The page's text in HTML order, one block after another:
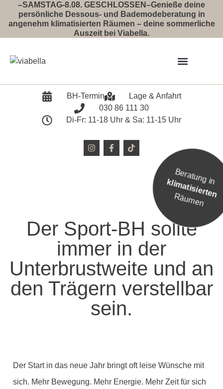
–SAMSTAG-8.08. GESCHLOSSEN–Genieße deine
persönliche Dessous- und Bademodeberatung in
angenehm klimatisierten Räumen – deine sommerliche
Auszeit bei Viabella.
BH-Termin
Lage & Anfahrt
030 86 111 30
Di-Fr: 11-18 Uhr & Sa: 11-15 Uhr
Der Sport-BH sollte
immer in der
Unterbrustweite und an
den Trägern verstellbar
sein.
Der Start in das neue Jahr bringt oft leise Wünsche mit
sich. Mehr Bewegung. Mehr Energie. Mehr Zeit für sich
Beratung in
klimatisierten
Räumen